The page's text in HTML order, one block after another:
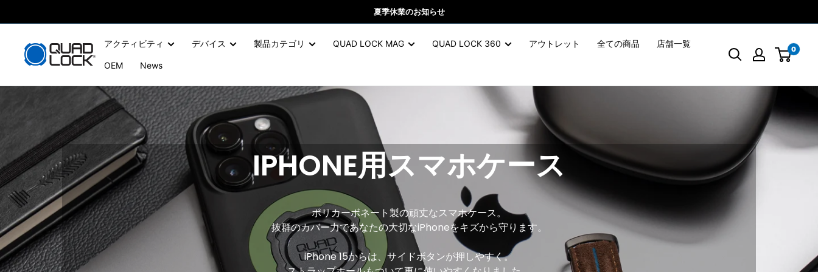
ン
に
す
る
夏季休業のお知らせ
アクティビティ デバイス 製品カテゴリ QUAD LOCK MAG QUAD LOCK 360 アウトレット 全ての商品 店舗一覧
OEM News
0
IPHONE用スマホケース
ポリカーボネート製の頑丈なスマホケース。
抜群のカバー力であなたの大切なiPhoneをキズから守ります。
iPhone 15からは、サイドボタンが押しやすく。